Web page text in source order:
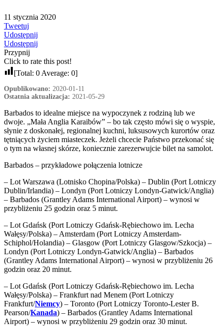
11 stycznia 2020
Tweetuj
Udostępnij
Udostępnij
Przypnij
Click to rate this post!
[Total: 0Average: 0]
Opublikowano: 2020-01-11
Ostatnia aktualizacja: 2021-05-29
Barbados to idealne miejsce na wypoczynek z rodziną lub we
dwoje. „Mała Anglia Karaibów” – bo tak często mówi się o wyspie,
słynie z doskonałej, regionalnej kuchni, luksusowych kurortów oraz
tętniących życiem miasteczek. Jeżeli chcecie Państwo przekonać się
o tym na własnej skórze, koniecznie zarezerwujcie bilet na samolot.
Barbados – przykładowe połączenia lotnicze
– Lot Warszawa (Lotnisko Chopina/Polska) – Dublin (Port Lotniczy
Dublin/Irlandia) – Londyn (Port Lotniczy Londyn-Gatwick/Anglia)
– Barbados (Grantley Adams International Airport) – wynosi w
przybliżeniu 25 godzin oraz 5 minut.
– Lot Gdańsk (Port Lotniczy Gdańsk-Rębiechowo im. Lecha
Wałęsy/Polska) – Amsterdam (Port Lotniczy Amsterdam-
Schiphol/Holandia) – Glasgow (Port Lotniczy Glasgow/Szkocja) –
Londyn (Port Lotniczy Londyn-Gatwick/Anglia) – Barbados
(Grantley Adams International Airport) – wynosi w przybliżeniu 26
godzin oraz 20 minut.
– Lot Gdańsk (Port Lotniczy Gdańsk-Rębiechowo im. Lecha
Wałęsy/Polska) – Frankfurt nad Menem (Port Lotniczy
Frankfurt/Niemcy) – Toronto (Port Lotniczy Toronto-Lester B.
Pearson/Kanada) – Barbados (Grantley Adams International
Airport) – wynosi w przybliżeniu 29 godzin oraz 30 minut.